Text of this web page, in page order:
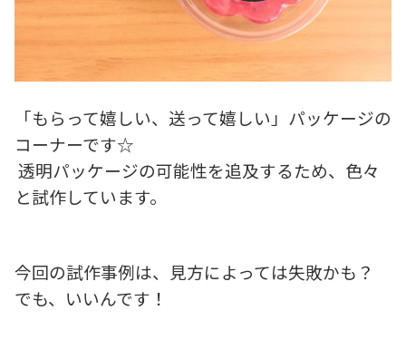
「もらって嬉しい、送って嬉しい」パッケージの
コーナーです☆
透明パッケージの可能性を追及するため、色々
と試作しています。
今回の試作事例は、見方によっては失敗かも？
でも、いいんです！